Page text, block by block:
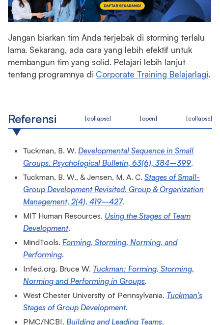
Jangan biarkan tim Anda terjebak di storming terlalu
lama. Sekarang, ada cara yang lebih efektif untuk
membangun tim yang solid. Pelajari lebih lanjut
tentang programnya di Corporate Training Belajarlagi.
Referensi [collapse] [open] [collapse]
Tuckman, B. W. Developmental Sequence in Small
Groups. Psychological Bulletin, 63(6), 384–399.
Tuckman, B. W., & Jensen, M. A. C.Stages of Small-
Group Development Revisited. Group & Organization
Management, 2(4), 419–427.
MIT Human Resources. Using the Stages of Team
Development.
MindTools. Forming, Storming, Norming, and
Performing.
Infed.org. Bruce W. Tuckman: Forming, Storming,
Norming and Performing in Groups.
West Chester University of Pennsylvania. Tuckman's
Stages of Group Development.
PMC/NCBI. Building and Leading Teams.